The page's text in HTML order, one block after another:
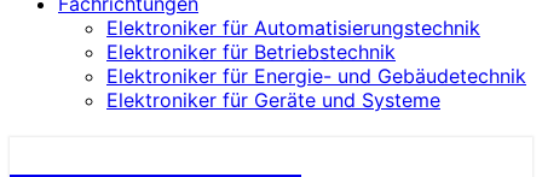
Elektroniker für Automatisierungstechnik
Elektroniker für Betriebstechnik
Elektroniker für Energie- und Gebäudetechnik
Elektroniker für Geräte und Systeme